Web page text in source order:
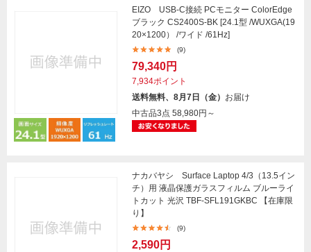
EIZO USB-C接続 PCモニター ColorEdge
ブラック CS2400S-BK [24.1型 /WUXGA(19
20×1200） /ワイド /61Hz]
(9)
79,340円
7,934ポイント
送料無料、8月7日（金） お届け
中古品3点 58,980円～
ナカバヤシ Surface Laptop 4/3（13.5イン
チ）用 液晶保護ガラスフィルム ブルーライ
トカット 光沢 TBF-SFL191GKBC 【在庫限
り】
(9)
2,590円